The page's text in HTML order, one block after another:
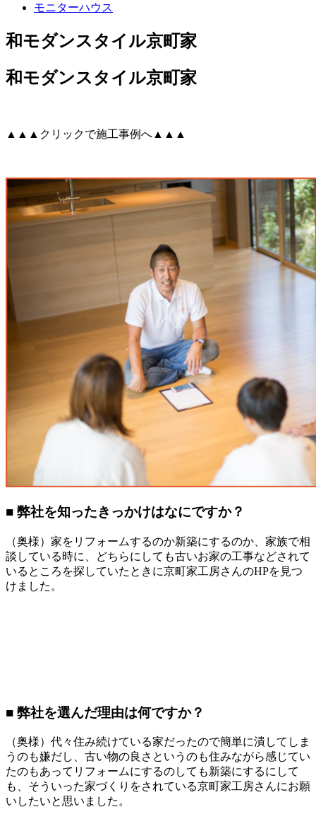
モニターハウス
和モダンスタイル京町家
和モダンスタイル京町家
▲▲▲クリックで施工事例へ▲▲▲
■ 弊社を知ったきっかけはなにですか？
（奥様）家をリフォームするのか新築にするのか、家族で相
談している時に、どちらにしても古いお家の工事などされて
いるところを探していたときに京町家工房さんのHPを見つ
けました。
■ 弊社を選んだ理由は何ですか？
（奥様）代々住み続けている家だったので簡単に潰してしま
うのも嫌だし、古い物の良さというのも住みながら感じてい
たのもあってリフォームにするのしても新築にするにして
も、そういった家づくりをされている京町家工房さんにお願
いしたいと思いました。